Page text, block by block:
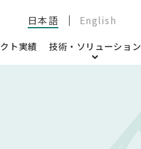
日本語 English
ト実績 技術・ソリューション